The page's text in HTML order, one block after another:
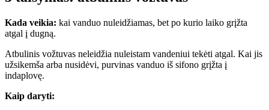
Kada veikia: kai vanduo nuleidžiamas, bet po kurio laiko grįžta
atgal į dugną.
Atbulinis vožtuvas neleidžia nuleistam vandeniui tekėti atgal. Kai jis
užsikemša arba nusidėvi, purvinas vanduo iš sifono grįžta į
indaplovę.
Kaip daryti: